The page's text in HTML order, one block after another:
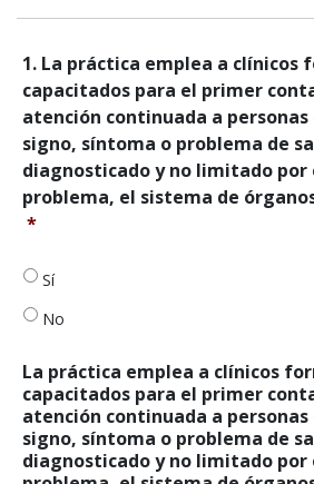
1.
La
práctica
emplea
a
clínicos
formados
y
el
primer
contacto
y
la
atención
continuada
a
1. La práctica emplea a clínicos
capacitados para el primer
atención continuada a
signo, síntoma o problema de
diagnosticado y no limitado por
problema, el sistema de
*
Sí
No
La práctica emplea a clínicos
capacitados para el primer
atención continuada a
signo, síntoma o problema de
diagnosticado y no limitado por